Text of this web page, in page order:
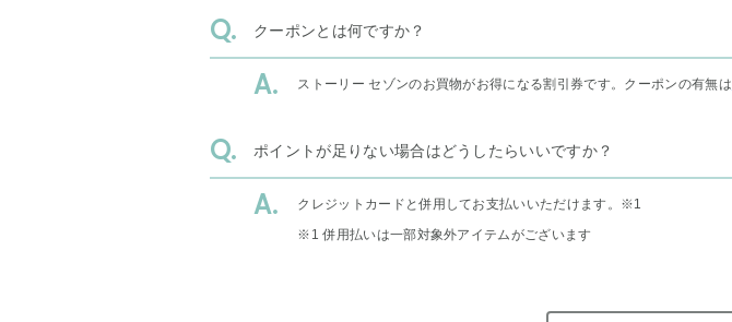
クーポンとは何ですか？
ストーリー セゾンのお買物がお得になる割引券です。クーポンの有無は
ポイントが足りない場合はどうしたらいいですか？
クレジットカードと併用してお支払いいただけます。 ※1
※1 併用払いは一部対象外アイテムがございます